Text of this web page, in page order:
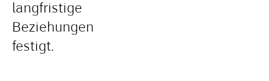
langfristige
Beziehungen
festigt.